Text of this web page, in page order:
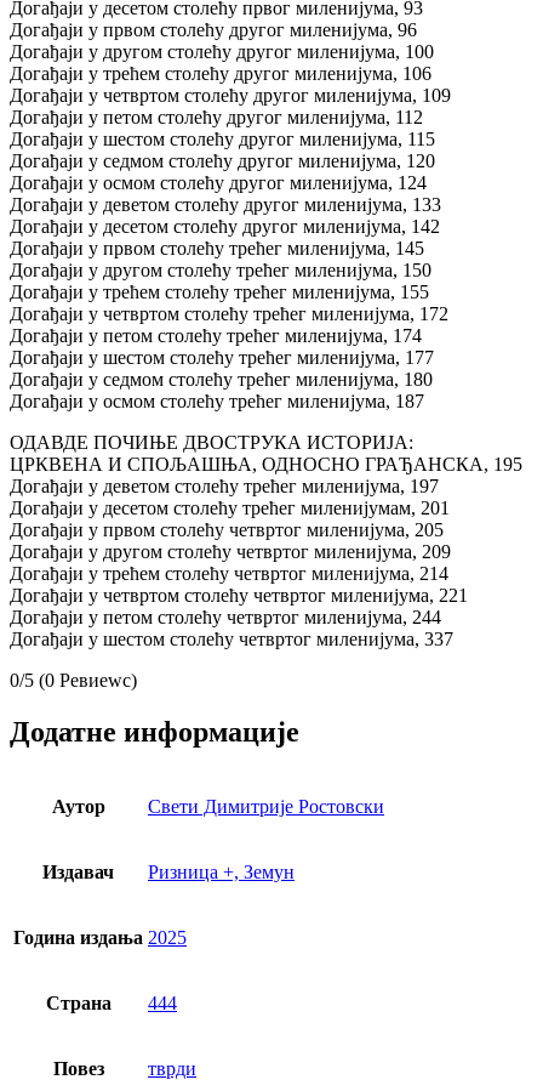
Догађаји у десетом столећу првог миленијума, 93
Догађаји у првом столећу другог миленијума, 96
Догађаји у другом столећу другог миленијума, 100
Догађаји у трећем столећу другог миленијума, 106
Догађаји у четвртом столећу другог миленијума, 109
Догађаји у петом столећу другог миленијума, 112
Догађаји у шестом столећу другог миленијума, 115
Догађаји у седмом столећу другог миленијума, 120
Догађаји у осмом столећу другог миленијума, 124
Догађаји у деветом столећу другог миленијума, 133
Догађаји у десетом столећу другог миленијума, 142
Догађаји у првом столећу трећег миленијума, 145
Догађаји у другом столећу трећег миленијума, 150
Догађаји у трећем столећу трећег миленијума, 155
Догађаји у четвртом столећу трећег миленијума, 172
Догађаји у петом столећу трећег миленијума, 174
Догађаји у шестом столећу трећег миленијума, 177
Догађаји у седмом столећу трећег миленијума, 180
Догађаји у осмом столећу трећег миленијума, 187
ОДАВДЕ ПОЧИЊЕ ДВОСТРУКА ИСТОРИЈА:
ЦРКВЕНА И СПОЉАШЊА, ОДНОСНО ГРАЂАНСКА, 195
Догађаји у деветом столећу трећег миленијума, 197
Догађаји у десетом столећу трећег миленијумам, 201
Догађаји у првом столећу четвртог миленијума, 205
Догађаји у другом столећу четвртог миленијума, 209
Догађаји у трећем столећу четвртог миленијума, 214
Догађаји у четвртом столећу четвртог миленијума, 221
Догађаји у петом столећу четвртог миленијума, 244
Догађаји у шестом столећу четвртог миленијума, 337
0/5 (0 Ревиеwс)
Додатне информације
Аутор Свети Димитрије Ростовски
Издавач Ризница +, Земун
Година издања 2025
Страна 444
Повез тврди